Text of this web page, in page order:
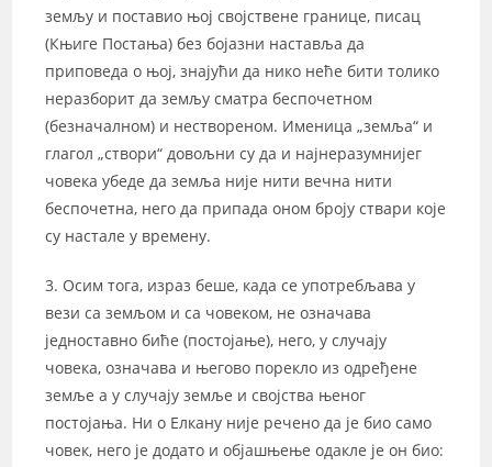
земљу и поставио њој својствене границе, писац
(Књиге Постања) без бојазни наставља да
приповеда о њој, знајући да нико неће бити толико
неразборит да земљу сматра беспочетном
(безначалном) и нествореном. Именица „земља“ и
глагол „створи“ довољни су да и најнеразумнијег
човека убеде да земља није нити вечна нити
беспочетна, него да припада оном броју ствари које
су настале у времену.
3. Осим тога, израз беше, када се употребљава у
вези са земљом и са човеком, не означава
једноставно биће (постојање), него, у случају
човека, означава и његово порекло из одређене
земље а у случају земље и својства њеног
постојања. Ни о Елкану није речено да је био само
човек, него је додато и објашњење одакле је он био: